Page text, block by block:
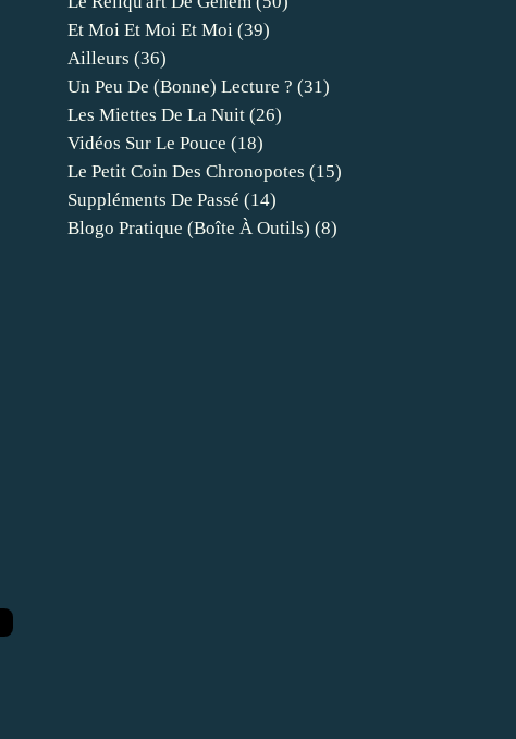
Et Moi Et Moi Et Moi (39)
Ailleurs (36)
Un Peu De (bonne) Lecture ? (31)
Les Miettes De La Nuit (26)
Vidéos Sur Le Pouce (18)
Le Petit Coin Des Chronopotes (15)
Suppléments De Passé (14)
Blogo Pratique (boîte À Outils) (8)